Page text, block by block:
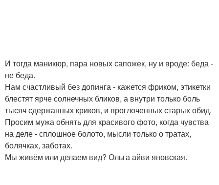
И тогда маникюр, пара новых сапожек, ну и вроде: беда -
не беда.
Нам счастливый без допинга - кажется фриком, этикетки
блестят ярче солнечных бликов, а внутри только боль
тысяч сдержанных криков, и проглоченных старых обид.
Просим мужа обнять для красивого фото, когда чувства
на деле - сплошное болото, мысли только о тратах,
болячках, заботах.
Мы живём или делаем вид? Ольга айви яновская.